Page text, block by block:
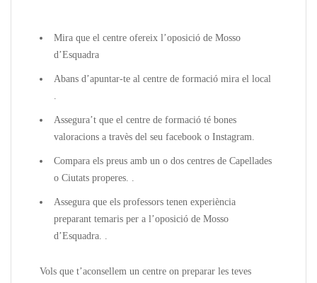
Mira que el centre ofereix l’oposició de Mosso
d’Esquadra
Abans d’apuntar-te al centre de formació mira el local
.
Assegura’t que el centre de formació té bones
valoracions a travès del seu facebook o Instagram.
Compara els preus amb un o dos centres de Capellades
o Ciutats properes. .
Assegura que els professors tenen experiència
preparant temaris per a l’oposició de Mosso
d’Esquadra. .
Vols que t’aconsellem un centre on preparar les teves